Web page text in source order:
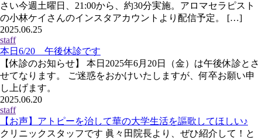
さい今週土曜日、21:00から、約30分実施。アロマセラピスト
の小林ケイさんのインスタアカウントより配信予定。 […]
2025.06.25
staff
本日6/20 午後休診です
【休診のお知らせ】 本日2025年6月20日（金）は午後休診とさ
せてなります。 ご迷惑をおかけいたしますが、何卒お願い申
し上げます。
2025.06.20
staff
【お声】アトピーを治して華の大学生活を謳歌してほしい♪
クリニックスタッフです 眞々田院長より、ぜひ紹介して！と